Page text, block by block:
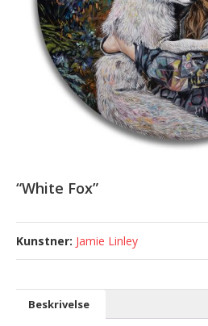
“White Fox”
Jamie Linley
Beskrivelse